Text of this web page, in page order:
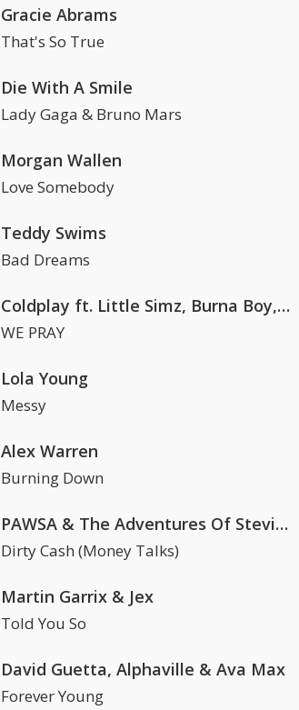
Gracie Abrams
That's So True
Die With A Smile
Lady Gaga & Bruno Mars
Morgan Wallen
Love Somebody
Teddy Swims
Bad Dreams
Coldplay ft. Little Simz, Burna Boy, Elyanna & Tini
WE PRAY
Lola Young
Messy
Alex Warren
Burning Down
PAWSA & The Adventures Of Stevie V
Dirty Cash (Money Talks)
Martin Garrix & Jex
Told You So
David Guetta, Alphaville & Ava Max
Forever Young